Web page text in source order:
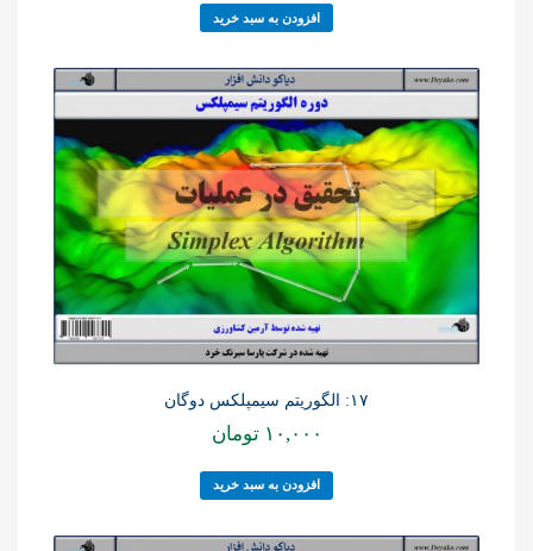
افزودن به سبد خرید
۱۷: الگوریتم سیمپلکس دوگان
۱۰,۰۰۰ تومان
افزودن به سبد خرید